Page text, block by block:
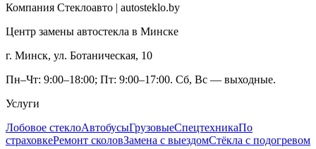
Компания Стеклоавто | autosteklo.by
Центр замены автостекла в Минске
г. Минск, ул. Ботаническая, 10
Пн–Чт: 9:00–18:00; Пт: 9:00–17:00. Сб, Вс — выходные.
Услуги
Лобовое стеклоАвтобусыГрузовыеСпецтехникаПо
страховкеРемонт сколовЗамена с выездомСтёкла с подогревом